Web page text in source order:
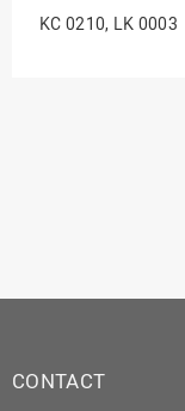
(PMO)
Recht
KC 0210, LK 0003
CONTACT